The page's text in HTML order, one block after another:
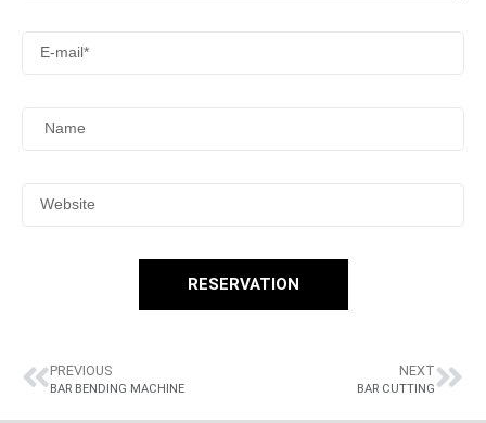
RESERVATION
PREVIOUS
BAR BENDING MACHINE
NEXT
BAR CUTTING